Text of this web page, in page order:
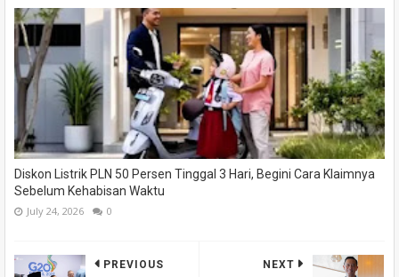
Diskon Listrik PLN 50 Persen Tinggal 3 Hari, Begini Cara Klaimnya
Sebelum Kehabisan Waktu
July 24, 2026 0
NEXT
PREVIOUS